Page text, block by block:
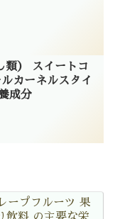
類） スイートコ
カーネルスタイ
成分
ープフルーツ 果
飲料 の主要な栄